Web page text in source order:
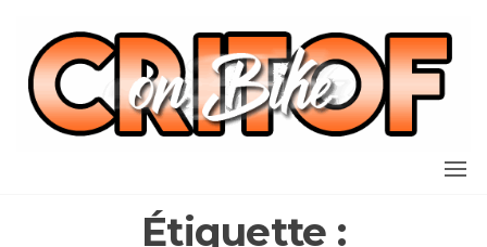
contenu
Étiquette :